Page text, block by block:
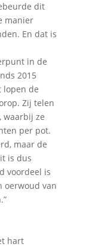
dit
manier
En dat is
in de
2015
lopen de
Zij telen
waarbij ze
per pot.
maar de
is dus
voordeel is
oerwoud van
hart